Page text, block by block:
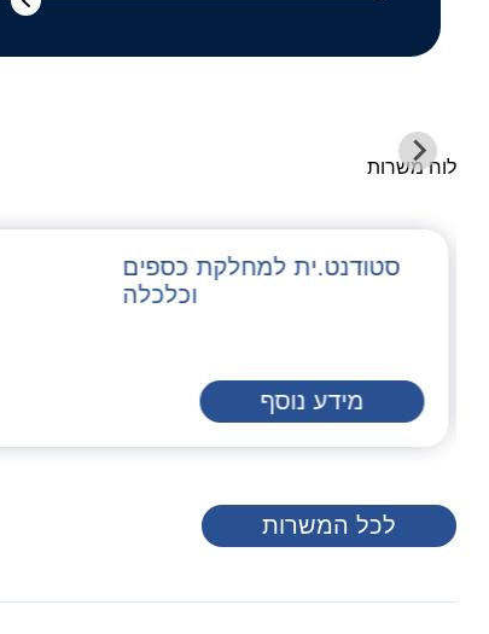
לוח משרות
סטודנט.ית למחלקת כספים
וכלכלה
מידע נוסף
לכל המשרות